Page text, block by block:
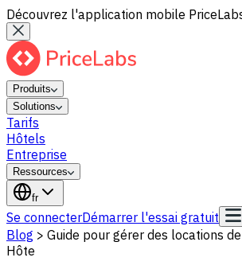
Découvrez l'application mobile
Produits
Solutions
Tarifs
Hôtels
Entreprise
Ressources
fr
Se connecterDémarrer l'essai gratuit
Blog > Guide pour gérer des locations
Hôte